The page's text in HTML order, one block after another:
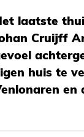
laatste
Cruijff
huis te
en